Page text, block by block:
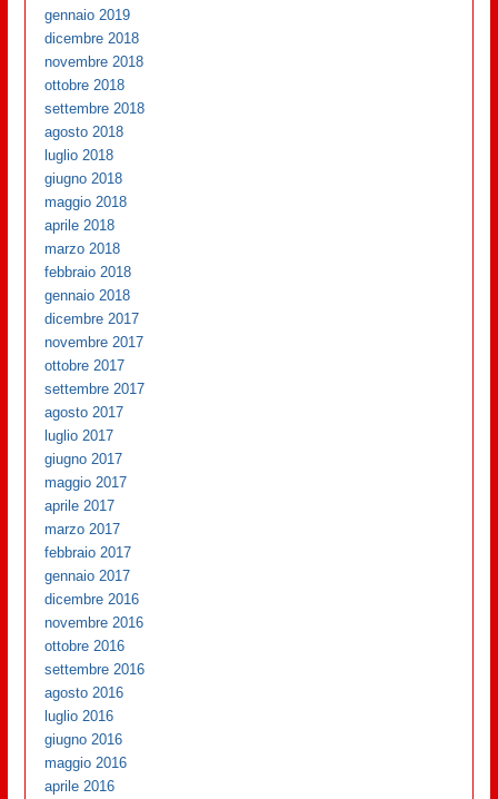
gennaio 2019
dicembre 2018
novembre 2018
ottobre 2018
settembre 2018
agosto 2018
luglio 2018
giugno 2018
maggio 2018
aprile 2018
marzo 2018
febbraio 2018
gennaio 2018
dicembre 2017
novembre 2017
ottobre 2017
settembre 2017
agosto 2017
luglio 2017
giugno 2017
maggio 2017
aprile 2017
marzo 2017
febbraio 2017
gennaio 2017
dicembre 2016
novembre 2016
ottobre 2016
settembre 2016
agosto 2016
luglio 2016
giugno 2016
maggio 2016
aprile 2016